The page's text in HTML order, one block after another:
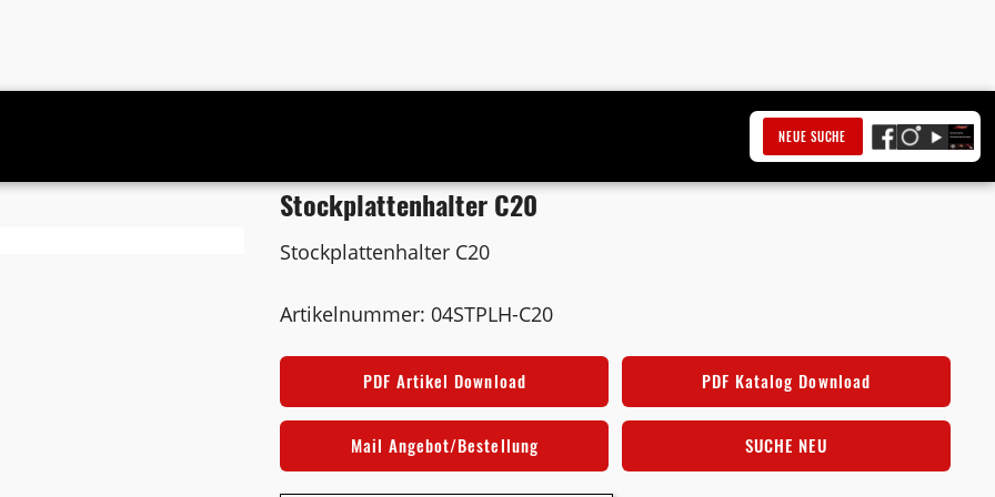
NEUE SUCHE
Stockplattenhalter C20
Stockplattenhalter C20
Artikelnummer: 04STPLH-C20
PDF Artikel Download PDF Katalog Download
Mail Angebot/Bestellung SUCHE NEU